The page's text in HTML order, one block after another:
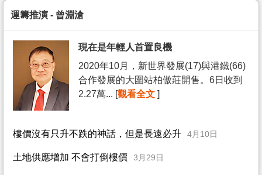
運籌推演 - 曾淵滄
現在是年輕人首置良機
2020年10月，新世界發展(17)與港鐵(66)
合作發展的大圍站柏傲莊開售。6日收到
2.27萬... [觀看全文 ]
樓價沒有只升不跌的神話，但是長遠必升 4月10日
土地供應增加 不會打倒樓價 3月29日